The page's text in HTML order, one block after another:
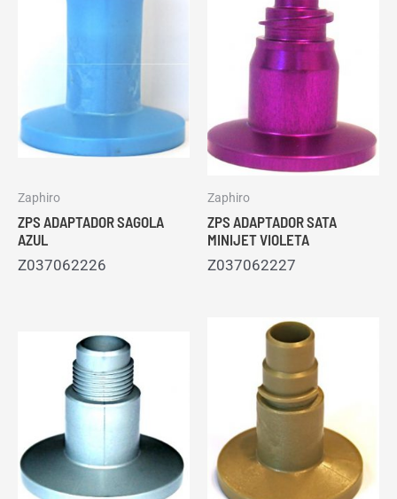
Zaphiro
ZPS ADAPTADOR SAGOLA
AZUL
Z037062226
Zaphiro
ZPS ADAPTADOR SATA
MINIJET VIOLETA
Z037062227